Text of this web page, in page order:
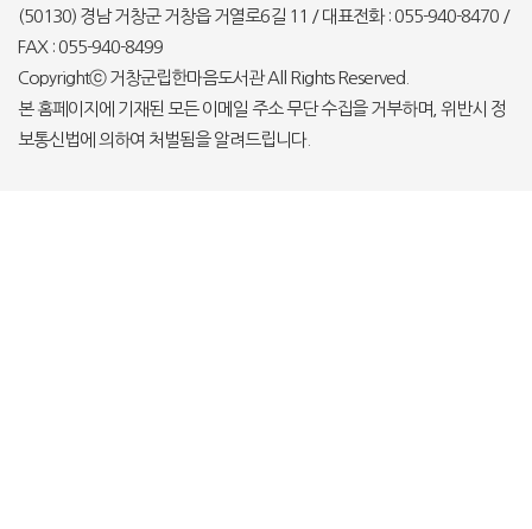
(50130) 경남 거창군 거창읍 거열로6길 11 / 대표전화 : 055-940-8470 /
FAX : 055-940-8499
Copyrightⓒ 거창군립한마음도서관 All Rights Reserved.
본 홈페이지에 기재된 모든 이메일 주소 무단 수집을 거부하며, 위반시 정
보통신법에 의하여 처벌됨을 알려드립니다.